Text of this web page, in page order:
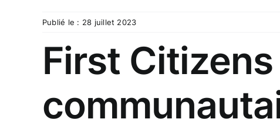
Publié le : 28 juillet 2023
First